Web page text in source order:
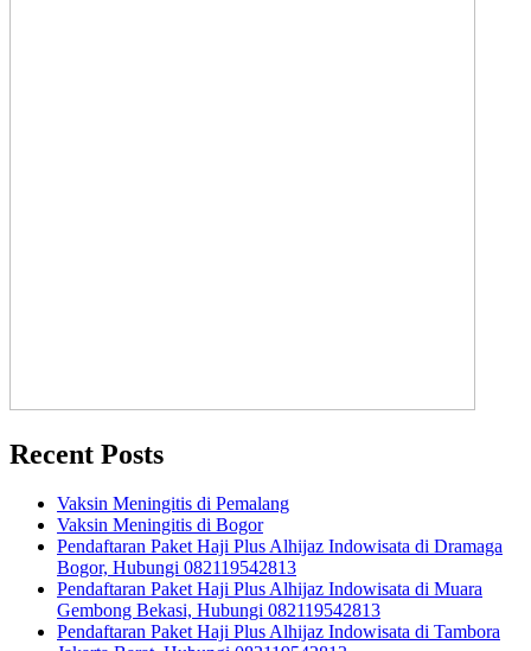
Recent Posts
Vaksin Meningitis di Pemalang
Vaksin Meningitis di Bogor
Pendaftaran Paket Haji Plus Alhijaz Indowisata di Dramaga
Bogor, Hubungi 082119542813
Pendaftaran Paket Haji Plus Alhijaz Indowisata di Muara
Gembong Bekasi, Hubungi 082119542813
Pendaftaran Paket Haji Plus Alhijaz Indowisata di Tambora